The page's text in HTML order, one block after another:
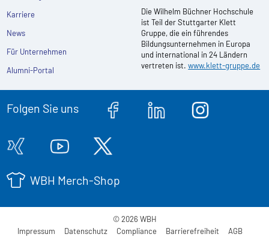
Karriere
News
Für Unternehmen
Alumni-Portal
Die Wilhelm Büchner Hochschule
ist Teil der Stuttgarter Klett
Gruppe, die ein führendes
Bildungsunternehmen in Europa
und international in 24 Ländern
vertreten ist.www.klett-gruppe.de
Folgen Sie uns
WBH Merch-Shop
© 2026 WBH
Impressum
Datenschutz Compliance Barrierefreiheit AGB